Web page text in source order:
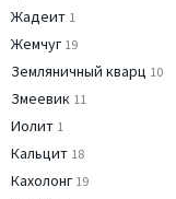
Жадеит 1
Жемчуг 19
Земляничный кварц 10
Змеевик 11
Иолит 1
Кальцит 18
Кахолонг 19